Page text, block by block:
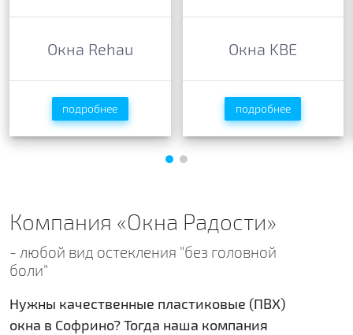
Окна Rehau
подробнее
Окна KBE
подробнее
Rehau ACTION 60 мм
подробнее
Rehau BLITZ NEW 60мм
подробнее
Компания «Окна Радости»
- любой вид остекления "без головной
боли"
Нужны качественные пластиковые (ПВХ)
окна в Софрино? Тогда наша компания